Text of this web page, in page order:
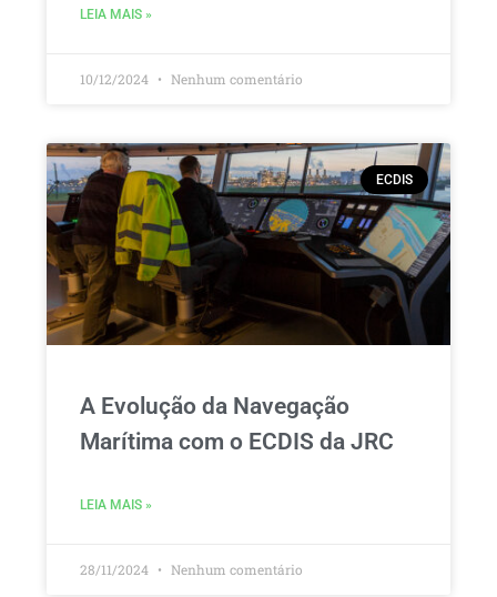
LEIA MAIS »
10/12/2024 Nenhum comentário
ECDIS
A Evolução da Navegação
Marítima com o ECDIS da JRC
LEIA MAIS »
28/11/2024 Nenhum comentário